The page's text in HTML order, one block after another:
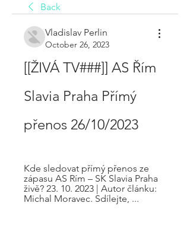
Back
Vladislav Perlin
October 26, 2023
[[ŽIVÁ TV###]] AS Řím
Slavia Praha Přímý
přenos 26/10/2023
Kde sledovat přímý přenos ze
zápasu AS Rím – SK Slavia Praha
živě? 23. 10. 2023 | Autor článku:
Michal Moravec. Sdílejte, ...